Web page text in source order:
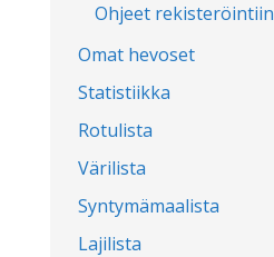
Ohjeet rekisteröintiin
Omat hevoset
Statistiikka
Rotulista
Värilista
Syntymämaalista
Lajilista